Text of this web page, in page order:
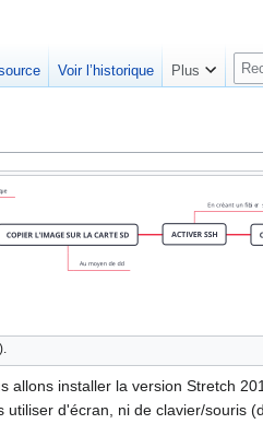
allons installer la version Stretch
d'écran, ni de clavier/souris
Voir l’historique Plus
R
e
e
c
h